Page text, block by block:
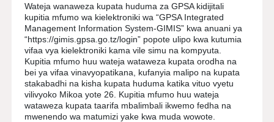
Wateja wanaweza kupata huduma za GPSA kidijitali
kupitia mfumo wa kielektroniki wa “GPSA Integrated
Management Information System-GIMIS” kwa anuani ya
“https://gimis.gpsa.go.tz/login” popote ulipo kwa kutumia
vifaa vya kielektroniki kama vile simu na kompyuta.
Kupitia mfumo huu wateja wataweza kupata orodha na
bei ya vifaa vinavyopatikana, kufanyia malipo na kupata
stakabadhi na kisha kupata huduma katika vituo vyetu
vilivyoko Mikoa yote 26. Kupitia mfumo huu wateja
wataweza kupata taarifa mbalimbali ikwemo fedha na
mwenendo wa matumizi yake kwa muda wowote.